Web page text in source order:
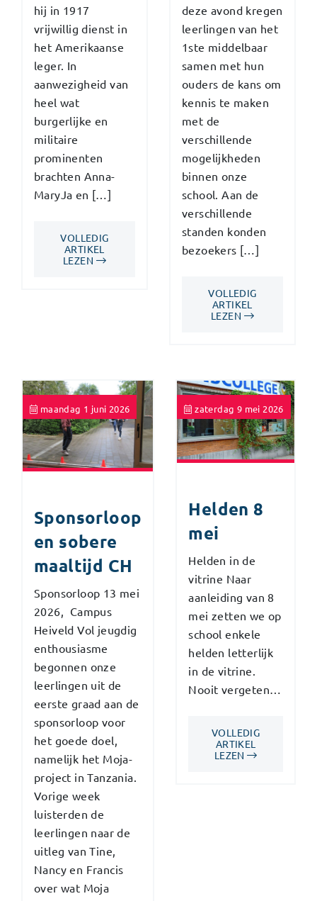
hij in 1917
vrijwillig dienst in
het Amerikaanse
leger. In
aanwezigheid van
heel wat
burgerlijke en
militaire
prominenten
brachten Anna-
MaryJa en […]
VOLLEDIG
ARTIKEL
LEZEN
deze avond kregen
leerlingen van het
1ste middelbaar
samen met hun
ouders de kans om
kennis te maken
met de
verschillende
mogelijkheden
binnen onze
school. Aan de
verschillende
standen konden
bezoekers […]
VOLLEDIG
ARTIKEL
LEZEN
maandag 1 juni 2026
Sponsorloop
en sobere
maaltijd CH
Sponsorloop 13 mei
2026, Campus
Heiveld Vol jeugdig
enthousiasme
begonnen onze
leerlingen uit de
eerste graad aan de
sponsorloop voor
het goede doel,
namelijk het Moja-
project in Tanzania.
Vorige week
luisterden de
leerlingen naar de
uitleg van Tine,
Nancy en Francis
over wat Moja
zaterdag 9 mei 2026
Helden 8
mei
Helden in de
vitrine Naar
aanleiding van 8
mei zetten we op
school enkele
helden letterlijk
in de vitrine.
Nooit vergeten…
VOLLEDIG
ARTIKEL
LEZEN